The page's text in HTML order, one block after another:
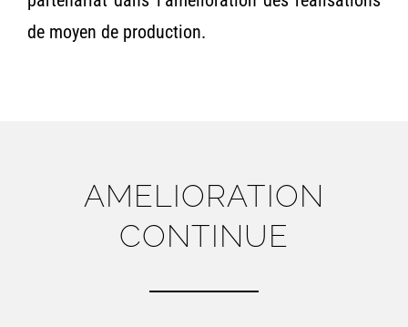
de moyen de production.
AMELIORATION
CONTINUE